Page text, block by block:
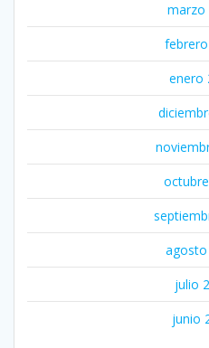
marzo
febrero
enero
agosto
julio
junio